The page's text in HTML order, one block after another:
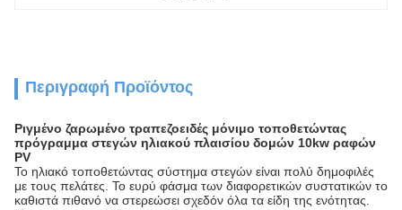
Περιγραφή Προϊόντος
Ριγμένο ζαρωμένο τραπεζοειδές μόνιμο τοποθετώντας
πρόγραμμα στεγών ηλιακού πλαισίου δομών 10kw ραφών
PV
Το ηλιακό τοποθετώντας σύστημα στεγών είναι πολύ δημοφιλές
με τους πελάτες. Το ευρύ φάσμα των διαφορετικών συστατικών το
καθιστά πιθανό να στερεώσει σχεδόν όλα τα είδη της ενότητας.